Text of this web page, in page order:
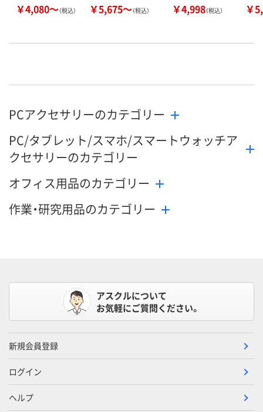
￥4,080～（税込） ￥5,675～（税込） ￥4,998（税込） ￥
PCアクセサリーのカテゴリー
PC/タブレット/スマホ/スマートウォッチア
クセサリーのカテゴリー
オフィス用品のカテゴリー
作業・研究用品のカテゴリー
アスクルについて
お気軽にご質問ください。
新規会員登録
ログイン
ヘルプ